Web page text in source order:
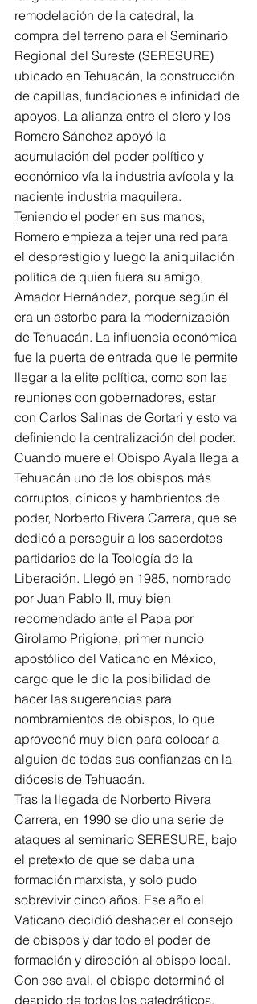
remodelación de la catedral, la
compra del terreno para el Seminario
Regional del Sureste (SERESURE)
ubicado en Tehuacán, la construcción
de capillas, fundaciones e infinidad de
apoyos. La alianza entre el clero y los
Romero Sánchez apoyó la
acumulación del poder político y
económico vía la industria avícola y la
naciente industria maquilera.
Teniendo el poder en sus manos,
Romero empieza a tejer una red para
el desprestigio y luego la aniquilación
política de quien fuera su amigo,
Amador Hernández, porque según él
era un estorbo para la modernización
de Tehuacán. La influencia económica
fue la puerta de entrada que le permite
llegar a la elite política, como son las
reuniones con gobernadores, estar
con Carlos Salinas de Gortari y esto va
definiendo la centralización del poder.
Cuando muere el Obispo Ayala llega a
Tehuacán uno de los obispos más
corruptos, cínicos y hambrientos de
poder, Norberto Rivera Carrera, que se
dedicó a perseguir a los sacerdotes
partidarios de la Teología de la
Liberación. Llegó en 1985, nombrado
por Juan Pablo II, muy bien
recomendado ante el Papa por
Girolamo Prigione, primer nuncio
apostólico del Vaticano en México,
cargo que le dio la posibilidad de
hacer las sugerencias para
nombramientos de obispos, lo que
aprovechó muy bien para colocar a
alguien de todas sus confianzas en la
diócesis de Tehuacán.
Tras la llegada de Norberto Rivera
Carrera, en 1990 se dio una serie de
ataques al seminario SERESURE, bajo
el pretexto de que se daba una
formación marxista, y solo pudo
sobrevivir cinco años. Ese año el
Vaticano decidió deshacer el consejo
de obispos y dar todo el poder de
formación y dirección al obispo local.
Con ese aval, el obispo determinó el
despido de todos los catedráticos,